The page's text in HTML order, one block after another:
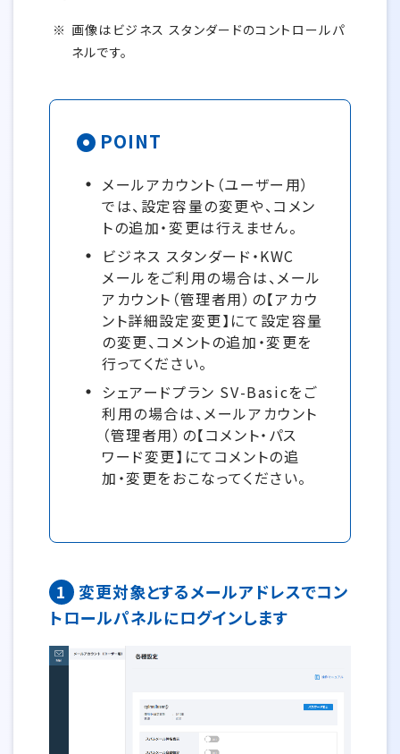
画像はビジネス スタンダードのコントロールパ
ネルです。
POINT
メールアカウント（ユーザー用）
では、設定容量の変更や、コメン
トの追加・変更は行えません。
ビジネス スタンダード・KWC
メールをご利用の場合は、メール
アカウント（管理者用）の【アカウ
ント詳細設定変更】にて設定容量
の変更、コメントの追加・変更を
行ってください。
シェアードプラン SV-Basicをご
利用の場合は、メールアカウント
（管理者用）の【コメント・パス
ワード変更】にてコメントの追
加・変更をおこなってください。
1
変更対象とするメールアドレスでコン
トロールパネルにログインします